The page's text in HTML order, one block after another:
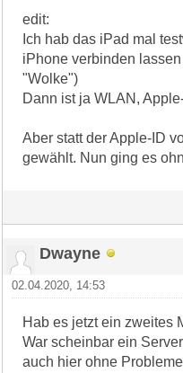
edit:
Ich hab das iPad mal
iPhone verbinden
"Wolke")
Dann ist ja WLAN,
Aber statt der Apple-ID
gewählt. Nun ging es
Dwayne
02.04.2020, 14:53
Hab es jetzt ein zweites
War scheinbar ein
auch hier ohne Probleme